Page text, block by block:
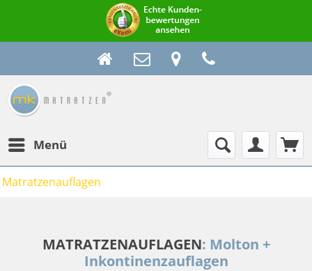
Menü
Matratzenauflagen
MATRATZENAUFLAGEN: Molton +
Inkontinenzauflagen